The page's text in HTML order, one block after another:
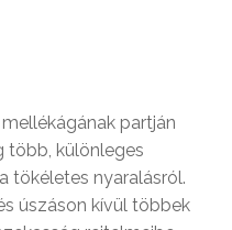
partján
több, különleges
tökéletes nyaralásról.
úszáson kívül többek